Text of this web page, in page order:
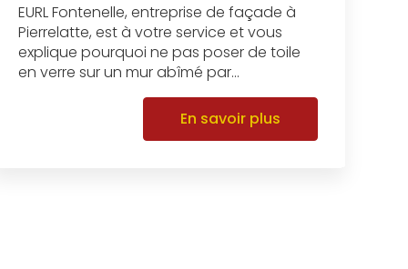
EURL Fontenelle, entreprise de façade à
Pierrelatte, est à votre service et vous
explique pourquoi ne pas poser de toile
en verre sur un mur abîmé par...
En savoir plus